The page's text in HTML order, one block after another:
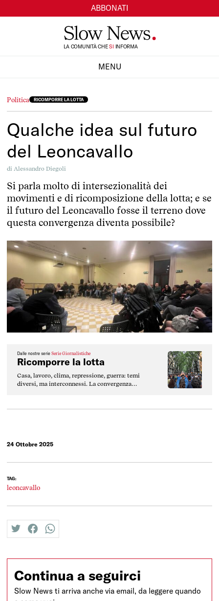
ABBONATI
LA COMUNITÀ CHE
TI
SI INFORMA
MENU
Politica RICOMPORRE LA LOTTA
Qualche idea sul futuro
del Leoncavallo
di Alessandro Diegoli
Si parla molto di intersezionalità dei
movimenti e di ricomposizione della lotta; e se
il futuro del Leoncavallo fosse il terreno dove
questa convergenza diventa possibile?
Dalle nostre serie Serie Giornalistiche
Ricomporre la lotta
Casa, lavoro, clima, repressione, guerra: temi
diversi, ma interconnessi. La convergenza
24 Ottobre 2025
TAG:
leoncavallo
twitterfacebookwhatsapp
Continua a seguirci
Slow News ti arriva anche via email, da leggere quando